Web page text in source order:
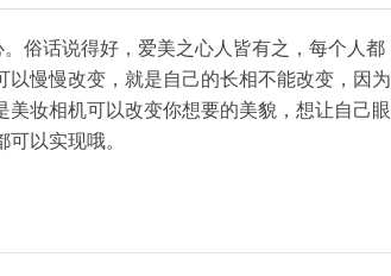
俗话说得好，爱美之心人皆有之，每个人都
慢慢改变，就是自己的长相不能改变，因为
妆相机可以改变你想要的美貌，想让自己眼
以实现哦。